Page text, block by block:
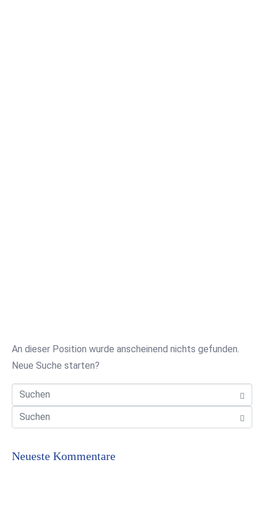
!
An dieser Position wurde anscheinend nichts gefunden.
Neue Suche starten?
Neueste Kommentare